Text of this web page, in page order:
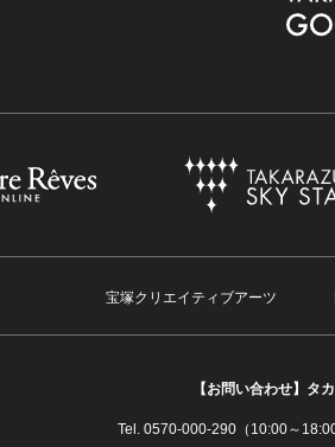
宝塚クリエイティブアーツ
【お問い合わせ】 タ
Tel. 0570-000-290（10:00～